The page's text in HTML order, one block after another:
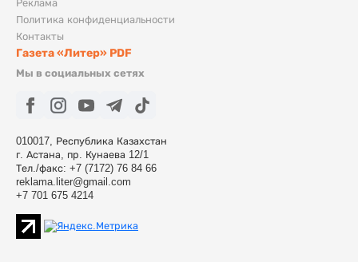
Реклама
Политика конфиденциальности
Контакты
Газета «Литер» PDF
Мы в социальных сетях
010017, Республика Казахстан
г. Астана, пр. Кунаева 12/1
Тел./факс: +7 (7172) 76 84 66
reklama.liter@gmail.com
+7 701 675 4214